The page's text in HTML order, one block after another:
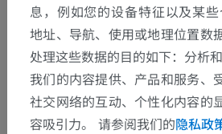
人体解剖学2
人体解剖学1
人体神经解剖学
息，例如您的设备特征以及某
地址、导航、使用或地理位置数
处理这些数据的目的如下：分析
我们的内容提供、产品和服务、
社交网络的互动、个性化内容的
容吸引力。 请参阅我们的隐私政